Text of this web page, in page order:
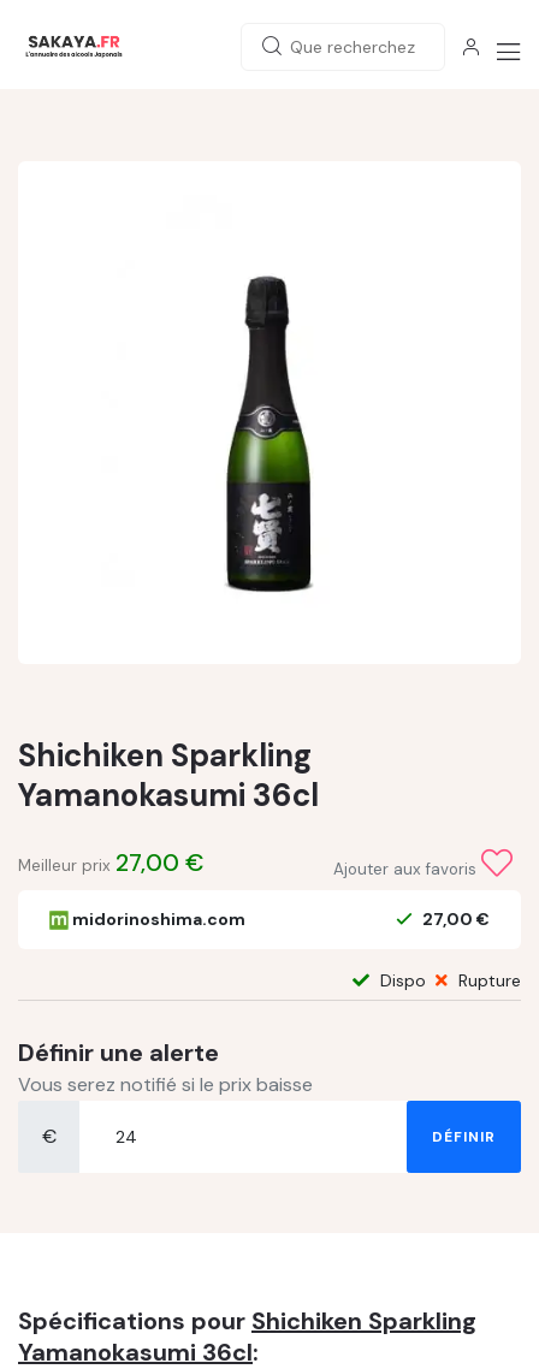
Shichiken Sparkling
Yamanokasumi 36cl
Meilleur prix 27,00 € Ajouter aux favoris
midorinoshima.com 27,00 €
Dispo Rupture
Définir une alerte
Vous serez notifié si le prix baisse
€ DÉFINIR
Spécifications pour Shichiken Sparkling
Yamanokasumi 36cl: